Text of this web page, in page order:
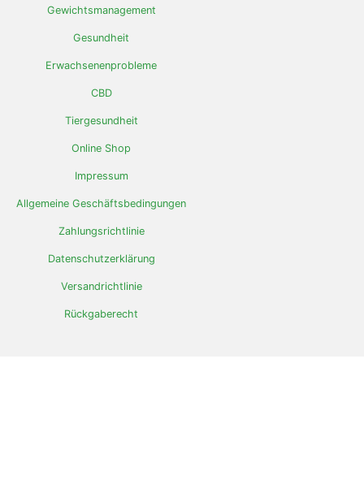
Gewichtsmanagement
Gesundheit
Erwachsenenprobleme
CBD
Tiergesundheit
Online Shop
Impressum
Allgemeine Geschäftsbedingungen
Zahlungsrichtlinie
Datenschutzerklärung
Versandrichtlinie
Rückgaberecht